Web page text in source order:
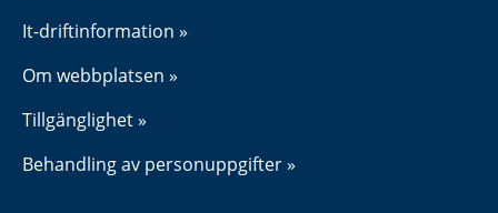
It-driftinformation
Om webbplatsen
Tillgänglighet
Behandling av personuppgifter